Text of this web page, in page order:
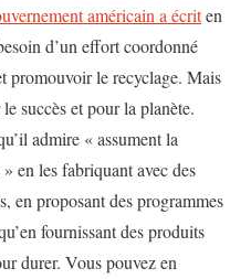
américain a écriten
d’un effort coordonné
promouvoir le recyclage. Mais
succès et pour la planète.
admire « assument la
en les fabriquant avec des
en proposant des programmes
fournissant des produits
durer. Vous pouvez en